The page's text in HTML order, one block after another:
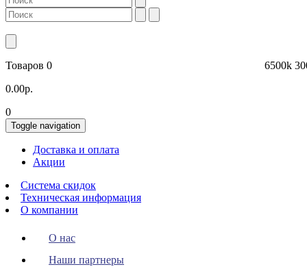
Товаров 0
0.00р.
0
Toggle navigation
Доставка и оплата
Акции
Система скидок
Техническая информация
О компании
О нас
Наши партнеры
6500k